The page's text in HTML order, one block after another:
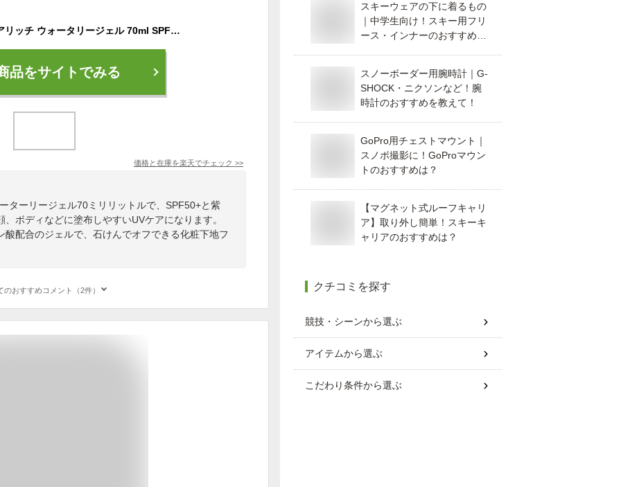
花王 ビオレ UV アクアリッチ ウォータリージェル 70ml SPF50+ PA++++ 日焼け止め オススメ UV 首 顔からだ用 スキンケア ヒアルロン酸 保湿 kao Biore ウォータープループ 石鹸で落ちる 化粧下地 日やけ止めジェル
品をサイトでみる
価格と在庫を楽天でチェック >>
ターリージェル70ミリリットルで、SPF50+と紫
ボディなどに塗布しやすいUVケアになります。
配合のジェルで、石けんでオフできる化粧下地フ
のおすすめコメント（2件）
スキーウェアの下に着るもの
｜中学生向け！スキー用フリ
ース・インナーのおすすめ
スノーボーダー用腕時計｜G-
SHOCK・ニクソンなど！腕
時計のおすすめを教えて！
GoPro用チェストマウント｜
スノボ撮影に！GoProマウン
トのおすすめは？
【マグネット式ルーフキャリ
ア】取り外し簡単！スキーキ
ャリアのおすすめは？
クチコミを探す
競技・シーンから選ぶ
アイテムから選ぶ
こだわり条件から選ぶ